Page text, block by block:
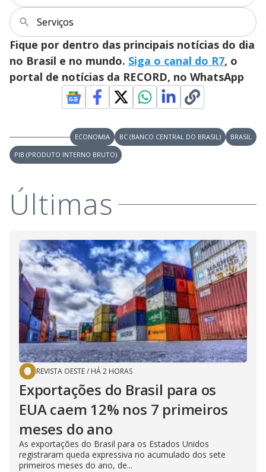
Serviços
Fique por dentro das principais notícias do dia
no Brasil e no mundo. Siga o canal do R7, o
portal de notícias da RECORD, no WhatsApp
ECONOMIA BC (BANCO CENTRAL DO BRASIL)
BRASIL
PIB (PRODUTO INTERNO BRUTO)
Últimas
REVISTA OESTE/ HÁ 2 HORAS
Exportações do Brasil para os
EUA caem 12% nos 7 primeiros
meses do ano
As exportações do Brasil para os Estados Unidos
registraram queda expressiva no acumulado dos sete
primeiros meses do ano, de...